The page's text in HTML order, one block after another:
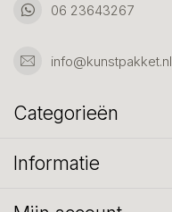
06 23643267
info@kunstpakket.nl
Categorieën
Informatie